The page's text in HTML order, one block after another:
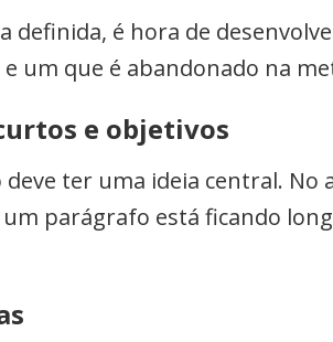
definida, é hora de
um que é abandonado na
e objetivos
deve ter uma ideia central.
um parágrafo está ficando